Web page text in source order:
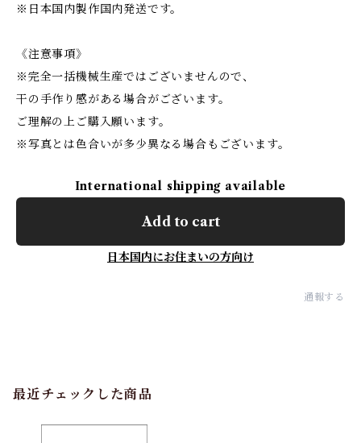
※日本国内製作国内発送です。
《注意事項》
※完全一括機械生産ではございませんので、
干の手作り感がある場合がございます。
ご理解の上ご購入願います。
※写真とは色合いが多少異なる場合もございます。
International shipping available
Add to cart
日本国内にお住まいの方向け
通報する
最近チェックした商品